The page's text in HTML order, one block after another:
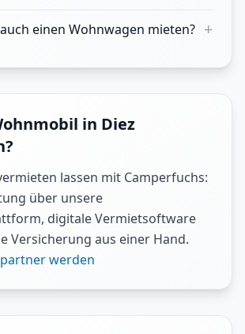
einen Wohnwagen mieten? +
in Diez
lassen mit Camperfuchs:
über unsere
digitale Vermietsoftware
Versicherung aus einer Hand.
werden